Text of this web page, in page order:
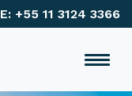
+55 11 3124 3366